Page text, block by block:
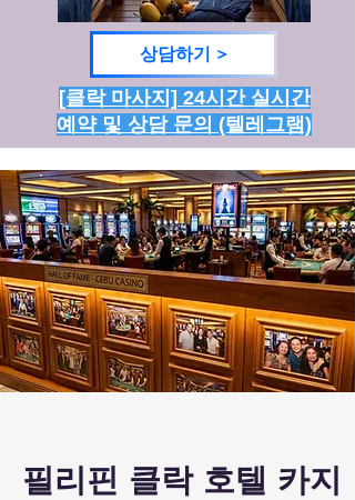
상담하기 >
[클락 마사지] 24시간 실시간
예약 및 상담 문의 (텔레그램)
​필리핀 클락 호텔 카지